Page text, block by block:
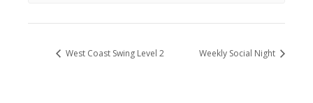
West Coast Swing Level 2 Weekly Social Night